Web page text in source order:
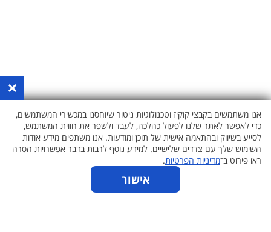
כתבות
אודות
×
אנו משתמשים בקבצי קוקיז וטכנולוגיות ניטור שיוחסנו במכשירי המשתמשים,
כדי לאפשר לאתר שלנו לפעול כהלכה, לעבד ולשפר את חווית המשתמש,
לסייע בשיווק ובהתאמה אישית של תוכן ומודעות. אנו משתפים מידע אודות
השימוש שלך עם צדדים שלישיים. למידע נוסף לרבות בדבר אפשרויות הסרה
ראו פירוט ב־מדיניות הפרטיות.
אישור